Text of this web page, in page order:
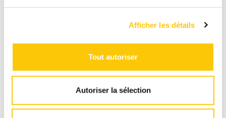
Afficher les détails
Tout autoriser
Autoriser la sélection
CAFÉ TORRÉFIÉ À 1'000 M. D'ALTITUDE
Livraison directe depuis notre torréfaction à La